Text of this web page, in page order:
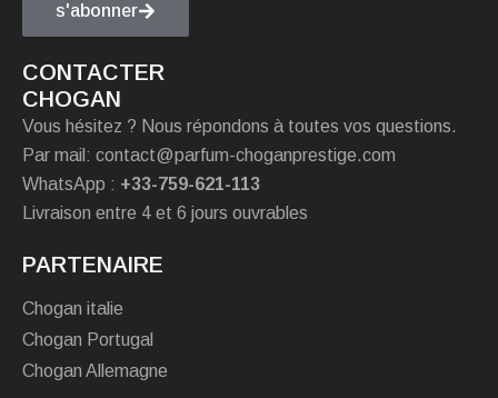
s'abonner
CONTACTER
CHOGAN
Vous hésitez ? Nous répondons à toutes vos questions.
Par mail: contact@parfum-choganprestige.com
WhatsApp : +33-759-621-113
Livraison entre 4 et 6 jours ouvrables
PARTENAIRE
Chogan italie
Chogan Portugal
Chogan Allemagne